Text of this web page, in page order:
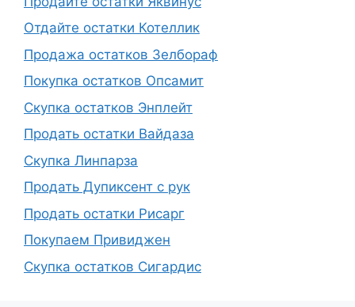
Отдайте остатки Котеллик
Продажа остатков Зелбораф
Покупка остатков Опсамит
Скупка остатков Энплейт
Продать остатки Вайдаза
Скупка Линпарза
Продать Дупиксент с рук
Продать остатки Рисарг
Покупаем Привиджен
Скупка остатков Сигардис